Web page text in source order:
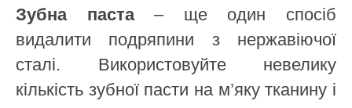
Зубна паста– ще один спосіб
видалити подряпини з нержавіючої
сталі. Використовуйте невелику
кількість зубної пасти на м’яку тканину і